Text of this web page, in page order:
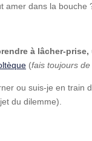
amer dans la bouche
à lâcher-prise,
(fais toujours
ou suis-je en train
du dilemme).